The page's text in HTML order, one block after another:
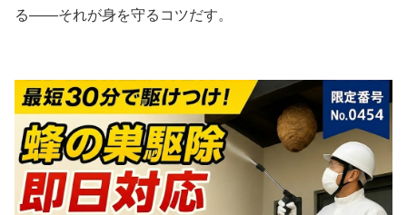
る――それが身を守るコツだす。